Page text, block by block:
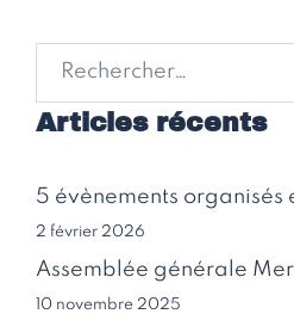
Rechercher :
Articles récents
5 évènements organisés
2 février 2026
Assemblée générale
10 novembre 2025